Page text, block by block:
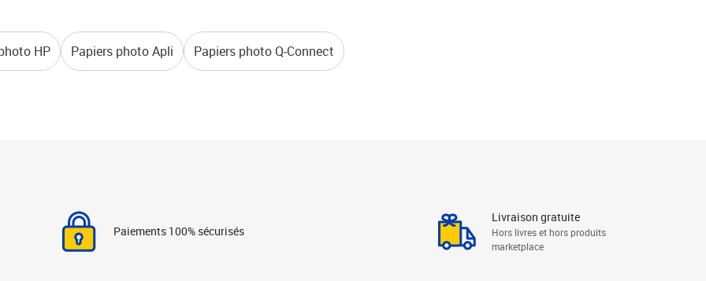
HP Papiers photo Apli Papiers photo Q-Connect
Paiements 100% sécurisés
Livraison gratuite
Hors livres et hors produits
marketplace